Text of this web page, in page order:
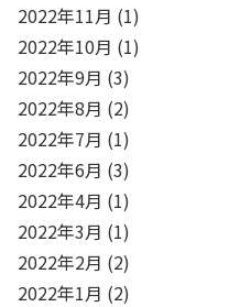
2022年11月 (1)
2022年10月 (1)
2022年9月 (3)
2022年8月 (2)
2022年7月 (1)
2022年6月 (3)
2022年4月 (1)
2022年3月 (1)
2022年2月 (2)
2022年1月 (2)